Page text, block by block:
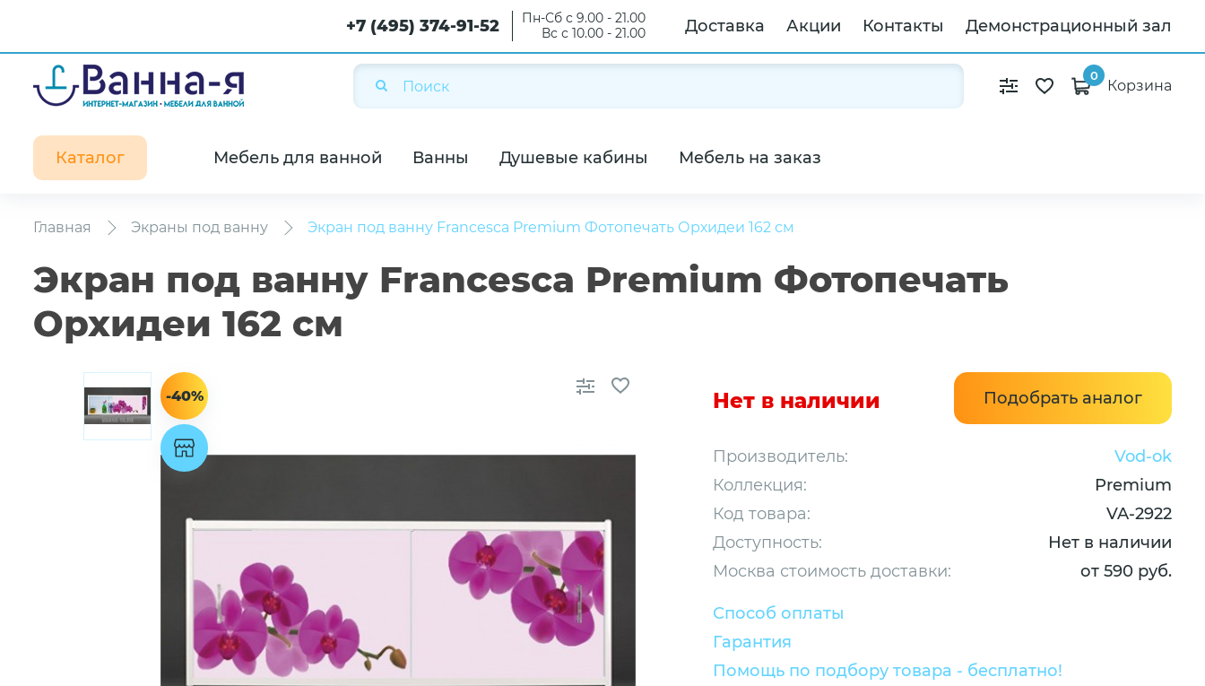
+7 (495) 374-91-52
Пн-Сб с 9.00 - 21.00
Вс с 10.00 - 21.00
Доставка Акции Контакты Демонстрационный зал
0
Корзина
Каталог Мебель для ванной Ванны Душевые кабины Мебель на заказ
Главная Экраны под ванну Экран под ванну Francesca Premium Фотопечать Орхидеи 162 см
Экран под ванну Francesca Premium Фотопечать
Орхидеи 162 см
-40% Нет в наличии Подобрать аналог
Производитель:
Vod-ok
Коллекция:
Premium
Код товара:
VA-2922
Доступность:
Нет в наличии
Москва стоимость доставки:
от 590 руб.
Способ оплаты
Гарантия
Помощь по подбору товара - бесплатно!